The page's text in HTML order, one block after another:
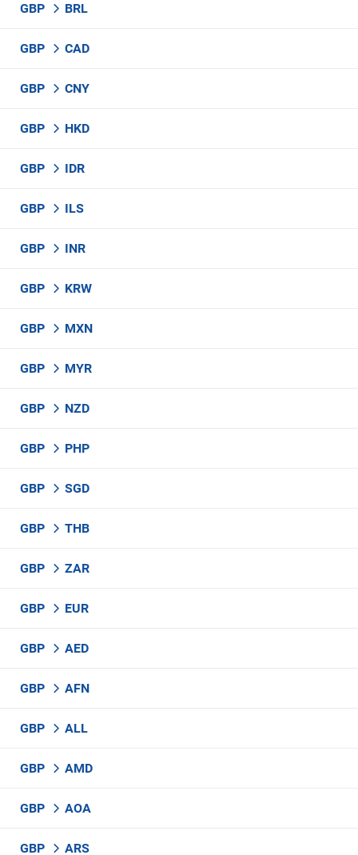
GBP BRL
GBP CAD
GBP CNY
GBP HKD
GBP IDR
GBP ILS
GBP INR
GBP KRW
GBP MXN
GBP MYR
GBP NZD
GBP PHP
GBP SGD
GBP THB
GBP ZAR
GBP EUR
GBP AED
GBP AFN
GBP ALL
GBP AMD
GBP AOA
GBP ARS